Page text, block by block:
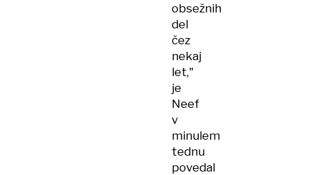
obsežnih
del
čez
nekaj
let,"
je
Neef
v
minulem
tednu
povedal